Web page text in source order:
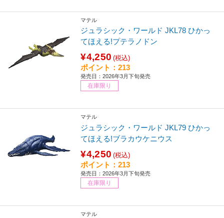
マテル
ジュラシック・ワールド JKL78 ひかっ
てほえる!プテラノドン
¥4,250 (税込)
ポイント：213
発売日：2026年3月下旬発売
在庫限り
マテル
ジュラシック・ワールド JKL79 ひかっ
てほえる!ブラカウケニウス
¥4,250 (税込)
ポイント：213
発売日：2026年3月下旬発売
在庫限り
マテル